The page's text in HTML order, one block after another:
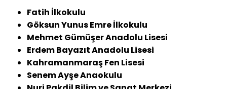
Fatih İlkokulu
Göksun Yunus Emre İlkokulu
Mehmet Gümüşer Anadolu Lisesi
Erdem Bayazıt Anadolu Lisesi
Kahramanmaraş Fen Lisesi
Senem Ayşe Anaokulu